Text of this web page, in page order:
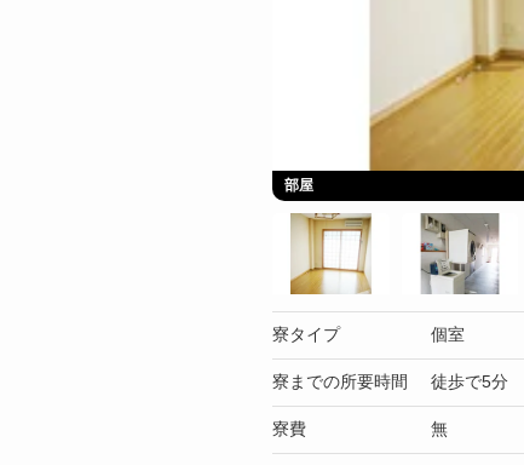
部屋
寮タイプ 個室
寮までの所要時間 徒歩で5分
寮費 無